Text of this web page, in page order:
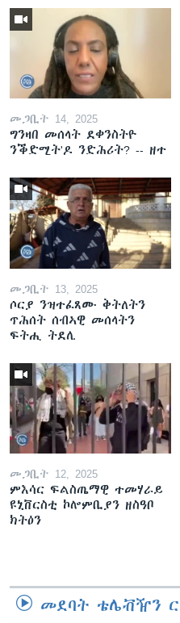
መጋቢት 14, 2025
ግንዛበ መሰላት ደቀንስትዮ
ንቕድሚት'ዶ ንድሕሪት? -- ዘተ
መጋቢት 13, 2025
ሶርያ ንዝተፈጸሙ ቅትለትን
ጥሕሰት ሰብኣዊ መሰላትን
ፍትሒ ትደሊ
መጋቢት 12, 2025
ምእሳር ፍልስጤማዊ ተመሃራይ
ዩኒቨርስቲ ኮሎምቢያን ዘስዓቦ
ክትዕን
መደባት ቴሌቭዥን